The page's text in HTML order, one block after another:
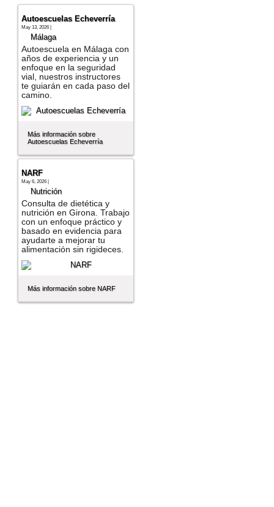
Autoescuelas Echeverría
May 13, 2026 |
Málaga
Autoescuela en Málaga con
años de experiencia y un
enfoque en la seguridad
vial, nuestros instructores
te guiarán en cada paso del
camino.
Más información sobre
Autoescuelas Echeverría
NARF
May 6, 2026 |
Nutrición
Consulta de dietética y
nutrición en Girona. Trabajo
con un enfoque práctico y
basado en evidencia para
ayudarte a mejorar tu
alimentación sin rigideces.
Más información sobre NARF